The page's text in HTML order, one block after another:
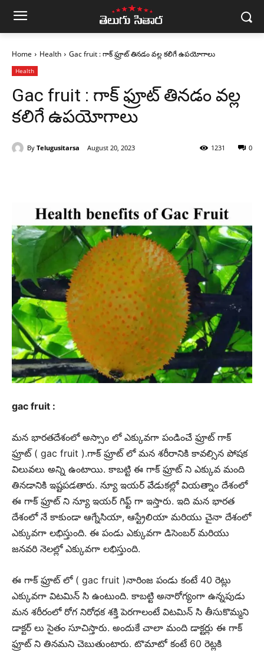
Home Health Gac fruit : గాక్ ఫ్రూట్ తినడం వల్ల కలిగే ఉపయోగాలు
Health
Gac fruit : గాక్ ఫ్రూట్ తినడం వల్ల
కలిగే ఉపయోగాలు
By Telugusitarsa August 20, 2023 0
1231
gac fruit :
మన భారతదేశంలో అస్సాం లో ఎక్కువగా పండించే ఫ్రూట్ గాక్
ఫ్రూట్ ( gac fruit ).గాక్ ఫ్రూట్ లో మన శరీరానికి కావల్సిన పోషక
విలువలు అన్ని ఉంటాయి. కాబట్టి ఈ గాక్ ఫ్రూట్ ని ఎక్కువ మంది
తినడానికి ఇష్టపడతారు. న్యూ ఇయర్ వేడుకల్లో వియత్నాం దేశంలో
ఈ గాక్ ఫ్రూట్ ని న్యూ ఇయర్ గిఫ్ట్ గా ఇస్తారు. ఇది మన భారత
దేశంలో నే కాకుండా ఆగ్నేసియా, ఆస్ట్రేలియా మరియు చైనా దేశంలో
ఎక్కువగా లభిస్తుంది. ఈ పండు ఎక్కువగా డిసెంబర్ మరియు
జనవరి నెలల్లో ఎక్కువగా లభిస్తుంది.
ఈ గాక్ ఫ్రూట్ లో ( gac fruit )నారింజ పండు కంటే 40 రెట్లు
ఎక్కువగా విటమిన్ సి ఉంటుంది. కాబట్టి అనారోగ్యంగా ఉన్నపుడు
మన శరీరంలో రోగ నిరోధక శక్తి పెరగాలంటే విటమిన్ సి తీసుకొమ్మని
డాక్టర్ లు సైతం సూచిస్తారు. అందుకే చాలా మంది డాక్టర్లు ఈ గాక్
ఫ్రూట్ ని తినమని చెబుతుంటారు. టొమాటో కంటే 60 రెట్లకి